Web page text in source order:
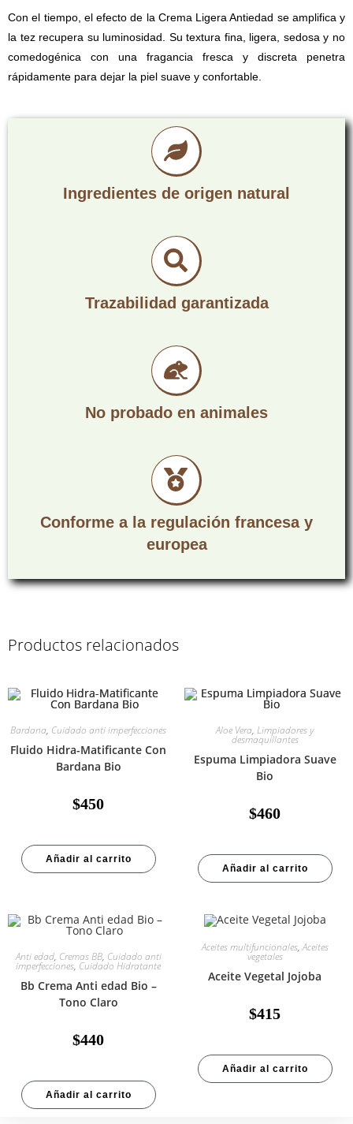
Con el tiempo, el efecto de la Crema Ligera Antiedad se amplifica y
la tez recupera su luminosidad. Su textura fina, ligera, sedosa y no
comedogénica con una fragancia fresca y discreta penetra
rápidamente para dejar la piel suave y confortable.
Ingredientes de origen natural
Trazabilidad garantizada
No probado en animales
Conforme a la regulación francesa y
europea
Productos relacionados
Bardana, Cuidado anti imperfecciones
Fluido Hidra-Matificante Con
Bardana Bio
$450
Añadir al carrito
Aloe Vera, Limpiadores y
desmaquillantes
Espuma Limpiadora Suave
Bio
$460
Añadir al carrito
Anti edad, Cremas BB, Cuidado anti
imperfecciones, Cuidado Hidratante
Bb Crema Anti edad Bio –
Tono Claro
$440
Añadir al carrito
Aceites multifuncionales,Aceites
vegetales
Aceite Vegetal Jojoba
$415
Añadir al carrito